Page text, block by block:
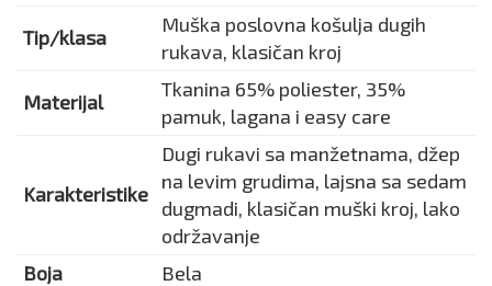
Tip/klasa
Muška poslovna košulja dugih
rukava, klasičan kroj
Materijal
Tkanina 65% poliester, 35%
pamuk, lagana i easy care
Karakteristike
Dugi rukavi sa manžetnama, džep
na levim grudima, lajsna sa sedam
dugmadi, klasičan muški kroj, lako
održavanje
Boja
Bela